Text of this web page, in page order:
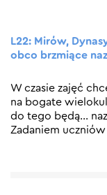
L22: Mirów,
obco brzmiące
W czasie zajęć
na bogate
do tego będą…
Zadaniem